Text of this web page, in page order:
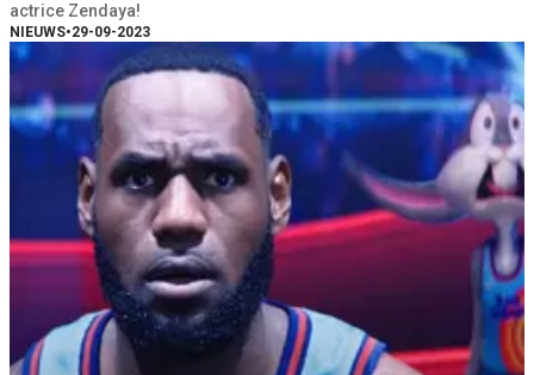
actrice Zendaya!
NIEUWS•29-09-2023